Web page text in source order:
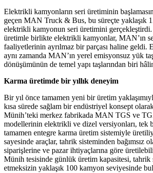
Elektrikli kamyonların seri üretiminin
geçen MAN Truck & Bus, bu süreçte yaklaşık
elektrikli kamyonun seri üretimini
üretimle birlikte elektrikli kamyonlar, MAN’ın
faaliyetlerinin ayrılmaz bir parçası haline geldi.
aynı zamanda MAN’ın yerel emisyonsuz yük
dönüşümünün de temel yapı taşlarından biri
Karma üretimde bir yıllık deneyim
Bir yıl önce tamamen yeni bir üretim
kısa sürede sağlam bir endüstriyel konsept
Münih’teki merkez fabrikada MAN TGS ve
modellerinin elektrikli ve dizel versiyonları, tek
tamamen entegre karma üretim sistemiyle
sayesinde araçlar, tahrik sisteminden bağımsız
siparişlerine ve pazar ihtiyaçlarına göre
Münih tesisinde günlük üretim kapasitesi, tahrik
etmeksizin yaklaşık 100 kamyon seviyesinde